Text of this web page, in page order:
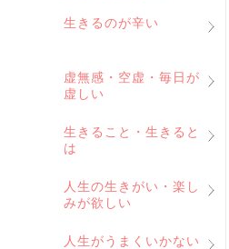
生きるのが辛い
虚無感・空虚・毎日が
虚しい
生きること・生きると
は
人生の生きがい・楽し
みが欲しい
人生がうまくいかない